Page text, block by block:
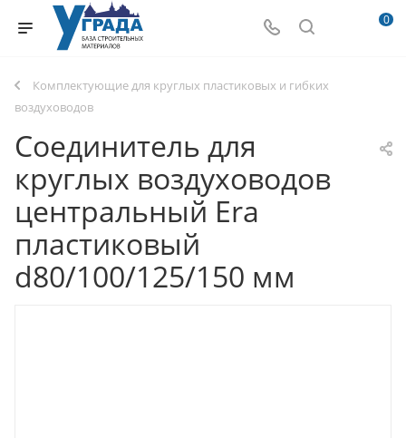
0
Комплектующие для круглых пластиковых и гибких
воздуховодов
Соединитель для
круглых воздуховодов
центральный Era
пластиковый
d80/100/125/150 мм